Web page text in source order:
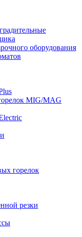
оборудования
MIG/MAG
горелок
резки